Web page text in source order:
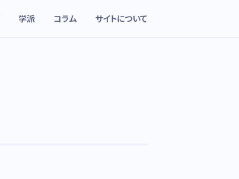
学派 コラム サイトについて